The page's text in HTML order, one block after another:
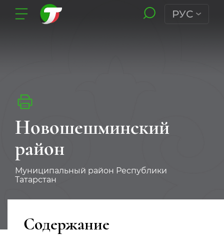
РУС
Новошешминский
район
Муниципальный район Республики
Татарстан
Содержание